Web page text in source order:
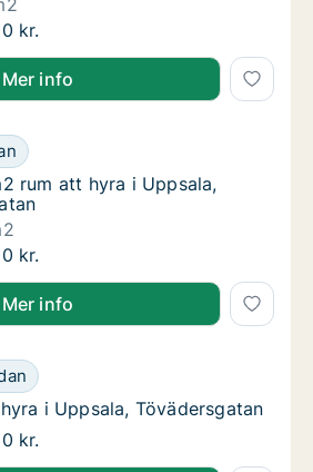
rum att hyra i Uppsala,
kr.
Mer info
rum att hyra i Uppsala,
hyra i Uppsala, Djäknegatan
rum att hyra i Uppsala,
rum att hyra i Uppsala,
rum att hyra i Uppsala,
kr.
Mer info
i Uppsala, Tövädersgatan
Tövädersgatan
i Uppsala, Tövädersgatan
i Uppsala, Tövädersgatan
i Uppsala, Tövädersgatan
kr.